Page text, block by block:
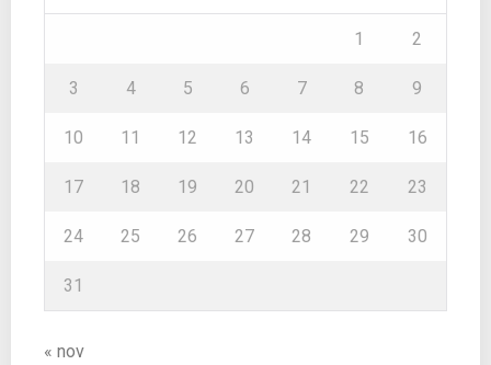
1 2
3 4 5 6 7 8 9
10 11 12 13 14 15 16
17 18 19 20 21 22 23
24 25 26 27 28 29 30
31
« nov